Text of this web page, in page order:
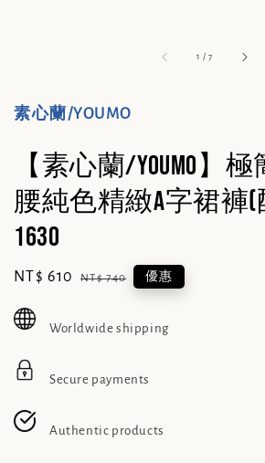
1 /7
素心蘭/YOUMO
【素心蘭/YOUMO】
腰純色精緻A字裙褲
1630
Sale
NT$ 610 Regular
NT$ 740 優惠
Worldwide shipping
Secure payments
Authentic products